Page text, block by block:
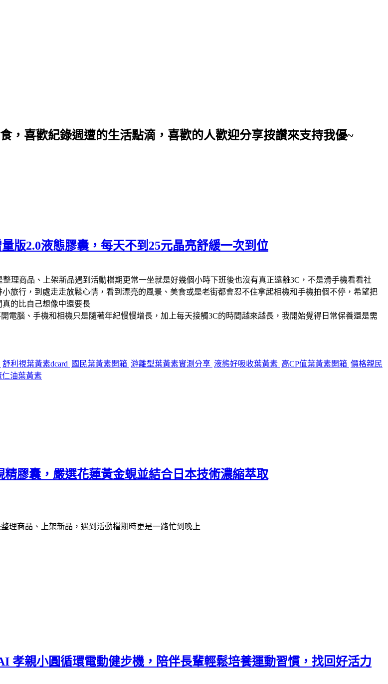
，喜歡紀錄週遭的生活點滴，喜歡的人歡迎分享按讚來支持我優~
版2.0液態膠囊，每天不到25元晶亮舒緩一次到位
理商品、上架新品遇到活動檔期更常一坐就是好幾個小時下班後也沒有真正遠離3C，不是滑手機看看社
旅行，到處走走放鬆心情，看到漂亮的風景、美食或是老街都會忍不住拿起相機和手機拍個不停，希望把
的比自己想像中還要長
電腦、手機和相機只是隨著年紀慢慢增長，加上每天接觸3C的時間越來越長，我開始覺得日常保養還是需
舒利視葉黃素dcard 國民葉黃素開箱 游離型葉黃素實測分享 液態好吸收葉黃素 高CP值葉黃素開箱 價格親民
仁油葉黃素
膠囊，嚴選花蓮黃金蜆並結合日本技術濃縮萃取
理商品、上架新品，遇到活動檔期時更是一路忙到晚上
孝親小圓循環電動健步機，陪伴長輩輕鬆培養運動習慣，找回好活力